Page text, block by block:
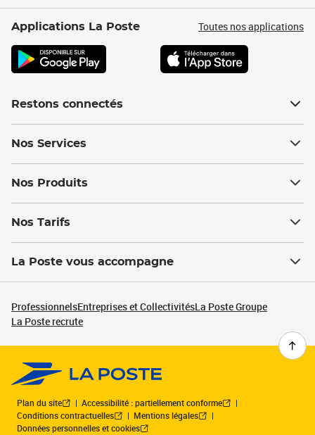
Applications La Poste Toutes nos applications
Restons connectés
Nos Services
Nos Produits
Nos Tarifs
La Poste vous accompagne
ProfessionnelsEntreprises et CollectivitésLa Poste Groupe
La Poste recrute
Plan du site
Accessibilité : partiellement conforme
Conditions contractuelles
Mentions légales
Données personnelles et cookies